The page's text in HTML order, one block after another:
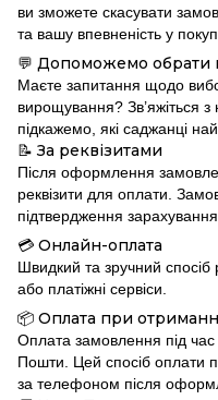
ви зможете скасувати
та вашу впевненість у
💬 Допоможемо обрати
Маєте запитання щодо
вирощування? Зв’яжіться
підкажемо, які саджанці
📝За реквізитами
Після оформлення
реквізити для оплати.
підтвердження зарахування
💳 Онлайн-оплата
Швидкий та зручний спосіб
або платіжні сервіси.
📦 Оплата при
Оплата замовлення під час
Пошти. Цей спосіб оплати
за телефоном після